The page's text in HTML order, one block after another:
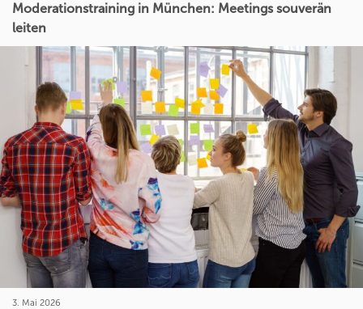
Moderationstraining in München: Meetings souverän
leiten
3. Mai 2026